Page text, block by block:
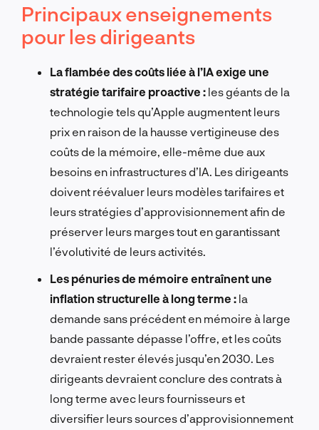
Principaux enseignements
pour les dirigeants
La flambée des coûts liée à l’IA exige une
stratégie tarifaire proactive : les géants de la
technologie tels qu’Apple augmentent leurs
prix en raison de la hausse vertigineuse des
coûts de la mémoire, elle-même due aux
besoins en infrastructures d’IA. Les dirigeants
doivent réévaluer leurs modèles tarifaires et
leurs stratégies d’approvisionnement afin de
préserver leurs marges tout en garantissant
l’évolutivité de leurs activités.
Les pénuries de mémoire entraînent une
inflation structurelle à long terme : la
demande sans précédent en mémoire à large
bande passante dépasse l’offre, et les coûts
devraient rester élevés jusqu’en 2030. Les
dirigeants devraient conclure des contrats à
long terme avec leurs fournisseurs et
diversifier leurs sources d’approvisionnement